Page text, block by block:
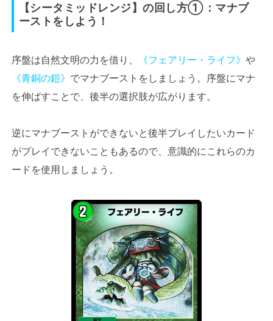
【シータミッドレンジ】の回し方①：マナブ
ーストをしよう！
序盤は自然文明の力を借り、 《フェアリー・ライフ》 や
《青銅の鎧》 でマナブーストをしましょう。序盤にマナ
を伸ばすことで、後半の選択肢が広がります。
逆にマナブーストができないと後半プレイしたいカード
がプレイできないこともあるので、意識的にこれらのカ
ードを使用しましょう。